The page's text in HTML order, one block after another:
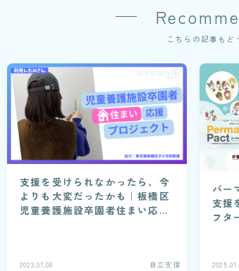
こちらの記事もど
支援を受けられなかったら、今
よりも大変だったかも｜板橋区
児童養護施設卒園者住まい応援
2023.07.08 自立支援
パー
支援
フタ